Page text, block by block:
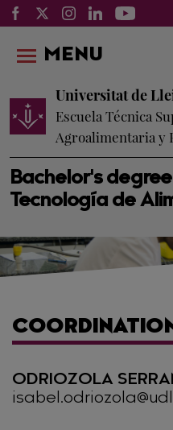
Bachelor's
Tecnología de
Universitat de
Escuela Técnica
Agroalimentaria y
MENU
ODRIOZOLA